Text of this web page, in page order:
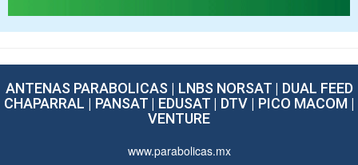
ANTENAS PARABOLICAS | LNBS NORSAT | DUAL FEED
CHAPARRAL | PANSAT | EDUSAT | DTV | PICO MACOM |
VENTURE
www.parabolicas.mx